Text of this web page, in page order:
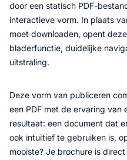
door een statisch PDF-
interactieve vorm. In plaats
moet downloaden, opent
bladerfunctie, duidelijke
uitstraling.
Deze vorm van publiceren
een PDF met de ervaring van
resultaat: een document dat
ook intuïtief te gebruiken is,
mooiste? Je brochure is